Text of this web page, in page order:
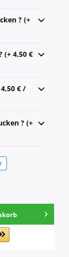
? (+
(+ 4,50 €
€ /
? (+